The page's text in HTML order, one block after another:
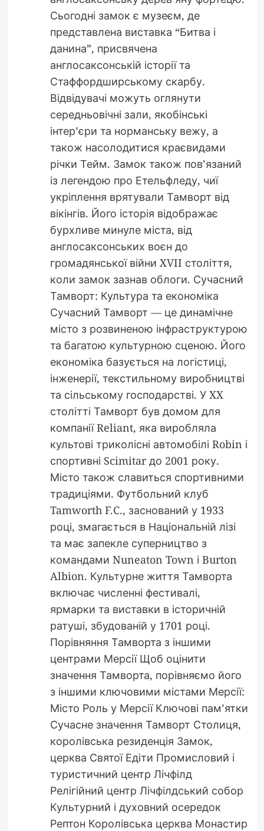
Сьогодні замок є музеєм, де
представлена виставка “Битва і
данина”, присвячена
англосаксонській історії та
Стаффордширському скарбу.
Відвідувачі можуть оглянути
середньовічні зали, якобінські
інтер’єри та норманську вежу, а
також насолодитися краєвидами
річки Тейм. Замок також пов’язаний
із легендою про Етельфледу, чиї
укріплення врятували Тамворт від
вікінгів. Його історія відображає
бурхливе минуле міста, від
англосаксонських воєн до
громадянської війни XVII століття,
коли замок зазнав облоги. Сучасний
Тамворт: Культура та економіка
Сучасний Тамворт — це динамічне
місто з розвиненою інфраструктурою
та багатою культурною сценою. Його
економіка базується на логістиці,
інженерії, текстильному виробництві
та сільському господарстві. У XX
столітті Тамворт був домом для
компанії Reliant, яка виробляла
культові триколісні автомобілі Robin і
спортивні Scimitar до 2001 року.
Місто також славиться спортивними
традиціями. Футбольний клуб
Tamworth F.C., заснований у 1933
році, змагається в Національній лізі
та має запекле суперництво з
командами Nuneaton Town і Burton
Albion. Культурне життя Тамворта
включає численні фестивалі,
ярмарки та виставки в історичній
ратуші, збудованій у 1701 році.
Порівняння Тамворта з іншими
центрами Мерсії Щоб оцінити
значення Тамворта, порівняємо його
з іншими ключовими містами Мерсії:
Місто Роль у Мерсії Ключові пам’ятки
Сучасне значення Тамворт Столиця,
королівська резиденція Замок,
церква Святої Едіти Промисловий і
туристичний центр Лічфілд
Релігійний центр Лічфілдський собор
Культурний і духовний осередок
Рептон Королівська церква Монастир